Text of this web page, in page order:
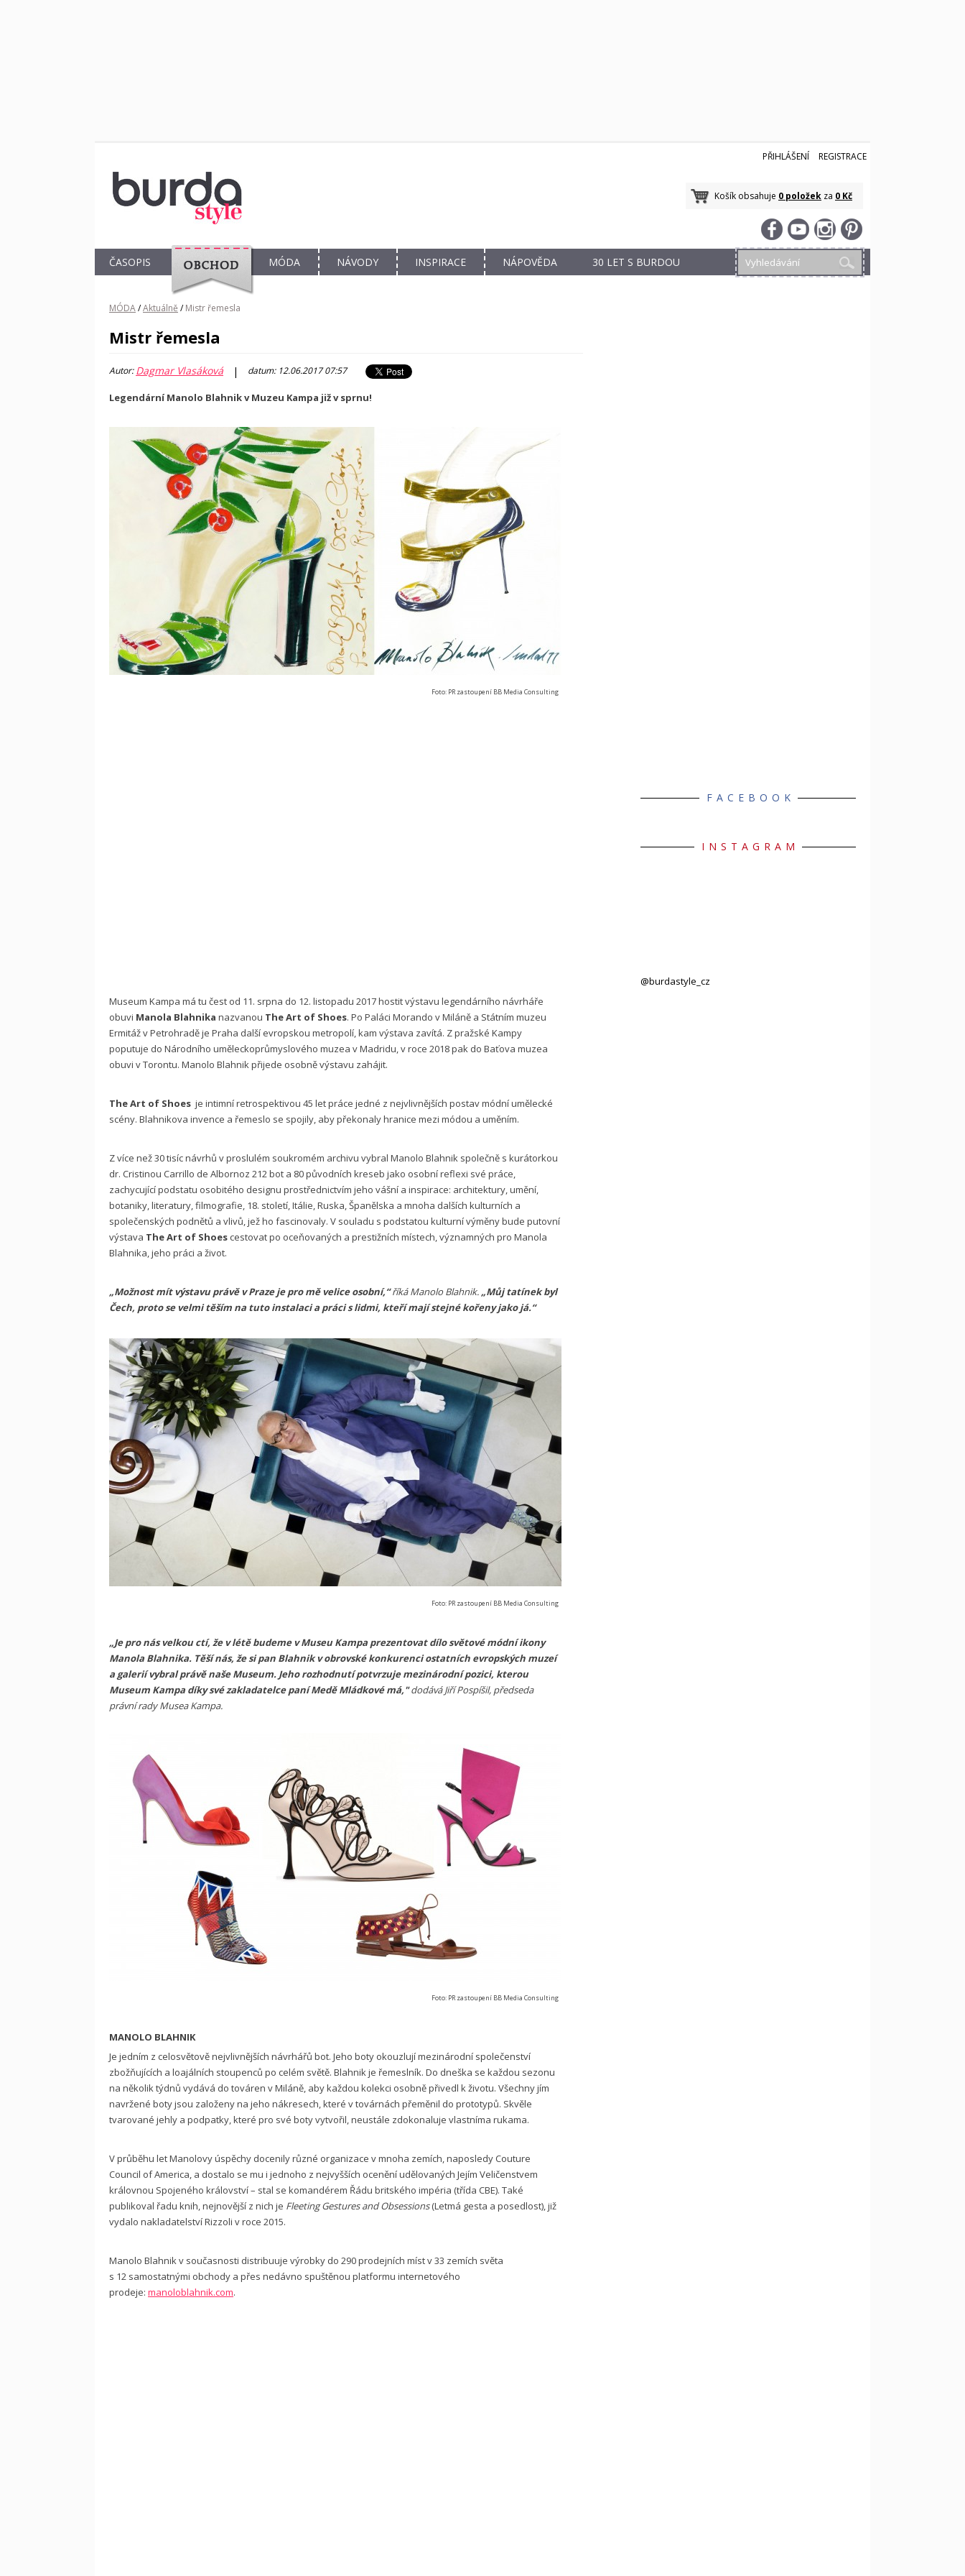
PŘIHLÁŠENÍ REGISTRACE
Košík obsahuje 0 položek za 0 Kč
ČASOPIS
OBCHOD
MÓDA NÁVODY INSPIRACE NÁPOVĚDA 30 LET S BURDOU
MÓDA/Aktuálně / Mistr řemesla
Mistr řemesla
Autor:Dagmar Vlasáková | datum: 12.06.2017 07:57
Legendární Manolo Blahnik v Muzeu Kampa již v sprnu!
Foto: PR zastoupení BB Media Consulting
Museum Kampa má tu čest od 11. srpna do 12. listopadu 2017 hostit výstavu legendárního návrháře
obuvi Manola Blahnika nazvanou The Art of Shoes. Po Paláci Morando v Miláně a Státním muzeu
Ermitáž v Petrohradě je Praha další evropskou metropolí, kam výstava zavítá. Z pražské Kampy
poputuje do Národního uměleckoprůmyslového muzea v Madridu, v roce 2018 pak do Baťova muzea
obuvi v Torontu. Manolo Blahnik přijede osobně výstavu zahájit.
The Art of Shoes je intimní retrospektivou 45 let práce jedné z nejvlivnějších postav módní umělecké
scény. Blahnikova invence a řemeslo se spojily, aby překonaly hranice mezi módou a uměním.
Z více než 30 tisíc návrhů v proslulém soukromém archivu vybral Manolo Blahnik společně s kurátorkou
dr. Cristinou Carrillo de Albornoz 212 bot a 80 původních kreseb jako osobní reflexi své práce,
zachycující podstatu osobitého designu prostřednictvím jeho vášní a inspirace: architektury, umění,
botaniky, literatury, filmografie, 18. století, Itálie, Ruska, Španělska a mnoha dalších kulturních a
společenských podnětů a vlivů, jež ho fascinovaly. V souladu s podstatou kulturní výměny bude putovní
výstava The Art of Shoes cestovat po oceňovaných a prestižních místech, významných pro Manola
Blahnika, jeho práci a život.
„Možnost mít výstavu právě v Praze je pro mě velice osobní,“říká Manolo Blahnik. „Můj tatínek byl
Čech, proto se velmi těším na tuto instalaci a práci s lidmi, kteří mají stejné kořeny jako já.“
Foto: PR zastoupení BB Media Consulting
„Je pro nás velkou ctí, že v létě budeme v Museu Kampa prezentovat dílo světové módní ikony
Manola Blahnika. Těší nás, že si pan Blahnik v obrovské konkurenci ostatních evropských muzeí
a galerií vybral právě naše Museum. Jeho rozhodnutí potvrzuje mezinárodní pozici, kterou
Museum Kampa díky své zakladatelce paní Medě Mládkové má,"dodává Jiří Pospíšil, předseda
právní rady Musea Kampa.
Foto: PR zastoupení BB Media Consulting
MANOLO BLAHNIK
Je jedním z celosvětově nejvlivnějších návrhářů bot. Jeho boty okouzlují mezinárodní společenství
zbožňujících a loajálních stoupenců po celém světě. Blahnik je řemeslník. Do dneška se každou sezonu
na několik týdnů vydává do továren v Miláně, aby každou kolekci osobně přivedl k životu. Všechny jím
navržené boty jsou založeny na jeho nákresech, které v továrnách přeměnil do prototypů. Skvěle
tvarované jehly a podpatky, které pro své boty vytvořil, neustále zdokonaluje vlastníma rukama.
V průběhu let Manolovy úspěchy docenily různé organizace v mnoha zemích, naposledy Couture
Council of America, a dostalo se mu i jednoho z nejvyšších ocenění udělovaných Jejím Veličenstvem
královnou Spojeného království – stal se komandérem Řádu britského impéria (třída CBE). Také
publikoval řadu knih, nejnovější z nich je Fleeting Gestures and Obsessions(Letmá gesta a posedlost), již
vydalo nakladatelství Rizzoli v roce 2015.
Manolo Blahnik v současnosti distribuuje výrobky do 290 prodejních míst v 33 zemích světa
s 12 samostatnými obchody a přes nedávno spuštěnou platformu internetového
prodeje: manoloblahnik.com.
FACEBOOK
INSTAGRAM
@burdastyle_cz